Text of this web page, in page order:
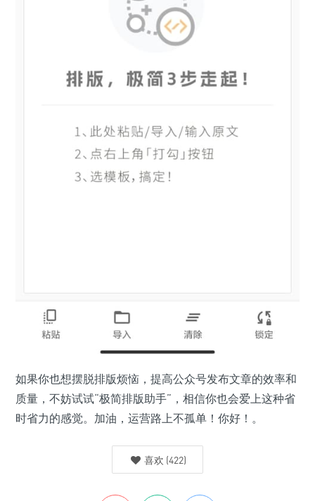
如果你也想摆脱排版烦恼，提高公众号发布文章的效率和
质量，不妨试试“极简排版助手”，相信你也会爱上这种省
时省力的感觉。加油，运营路上不孤单！你好！。
喜欢 (422)